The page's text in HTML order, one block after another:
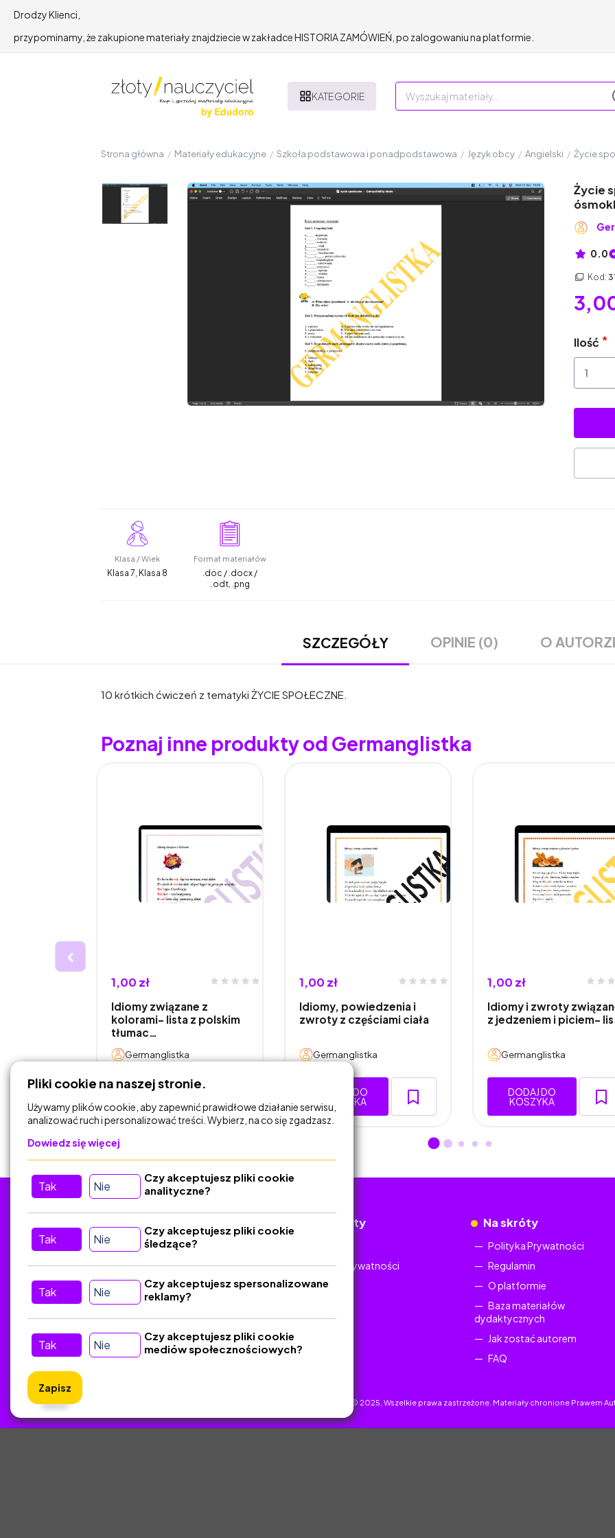
Drodzy Klienci,
przypominamy, że zakupione materiały znajdziecie w zakładce HISTORIA ZAMÓWIEŃ, po zalogowaniu na platformie.
KATEGORIE
Strona główna / Materiały edukacyjne / Szkoła podstawowa i ponadpodstawowa / Język obcy / Angielski / Życie
Życie
0.0
Kod:
Ilość
Klasa / Wiek
Klasa 7, Klasa 8
Format materiałów
.doc / .docx /
.odt, .png
SZCZEGÓŁY OPINIE (0) O
10 krótkich ćwiczeń z tematyki ŻYCIE SPOŁECZNE.
Poznaj inne produkty od Germanglistka
1,00 zł
Idiomy związane z
kolorami- lista z polskim
tłumac…
Germanglistka
DODAJ DO
KOSZYKA
1,00 zł
Idiomy, powiedzenia i
zwroty z częściami ciała
Germanglistka
DODAJ DO
KOSZYKA
1,00 zł
Idiomy i zwroty
z jedzeniem i piciem-
Germanglistka
DODAJ DO
KOSZYKA
Kontakt
Dokumenty
Polityka Prywatności
Na skróty
Polityka Prywatności
Regulamin
O platformie
Baza materiałów
dydaktycznych
Jak zostać autorem
FAQ
ZlotyNauczyciel.pl © 2025, Wszelkie prawa zastrzeżone. Materiały chronione Prawem
Pliki cookie na naszej stronie.
Używamy plików cookie, aby zapewnić prawidłowe działanie serwisu,
analizować ruch i personalizować treści. Wybierz, na co się zgadzasz.
Dowiedz się więcej
Tak Nie
Czy akceptujesz pliki cookie
analityczne?
Tak Nie
Czy akceptujesz pliki cookie
śledzące?
Tak Nie
Czy akceptujesz spersonalizowane
reklamy?
Tak Nie
Czy akceptujesz pliki cookie
mediów społecznościowych?
Zapisz